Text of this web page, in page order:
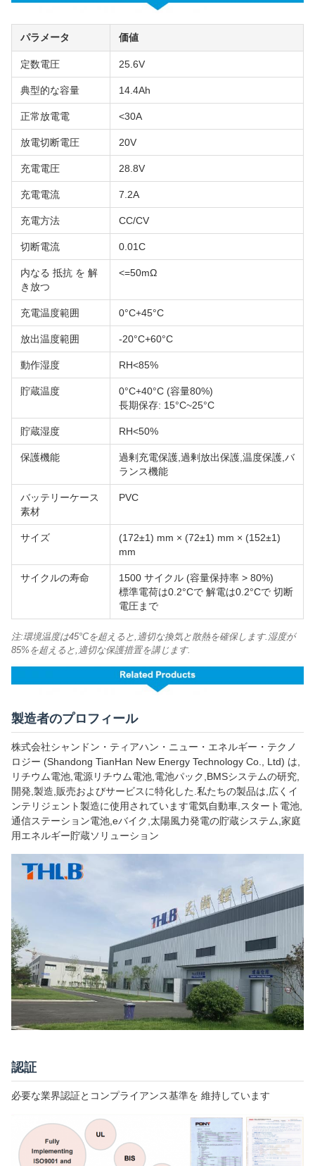
パラメータ 価値
定数電圧 25.6V
典型的な容量 14.4Ah
正常放電電 <30A
放電切断電圧 20V
充電電圧 28.8V
充電電流 7.2A
充電方法 CC/CV
切断電流 0.01C
内なる 抵抗 を 解
き放つ
<=50mΩ
充電温度範囲 0°C+45°C
放出温度範囲 -20°C+60°C
動作湿度 RH<85%
貯蔵温度
0°C+40°C (容量80%)
長期保存: 15°C~25°C
貯蔵湿度 RH<50%
保護機能
過剰充電保護,過剰放出保護,温度保護,バ
ランス機能
バッテリーケース
素材
PVC
サイズ
(172±1) mm × (72±1) mm × (152±1)
mm
サイクルの寿命
1500 サイクル (容量保持率 > 80%)
標準電荷は0.2°Cで 解電は0.2°Cで 切断
電圧まで
注:環境温度は45°Cを超えると,適切な換気と散熱を確保します.湿度が
85%を超えると,適切な保護措置を講じます.
製造者のプロフィール
株式会社シャンドン・ティアハン・ニュー・エネルギー・テクノ
ロジー (Shandong TianHan New Energy Technology Co., Ltd) は,
リチウム電池,電源リチウム電池,電池パック,BMSシステムの研究,
開発,製造,販売およびサービスに特化した.私たちの製品は,広くイ
ンテリジェント製造に使用されています電気自動車,スタート電池,
通信ステーション電池,eバイク,太陽風力発電の貯蔵システム,家庭
用エネルギー貯蔵ソリューション